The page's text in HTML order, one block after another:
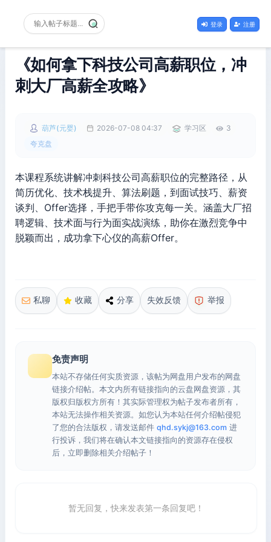
登录 注册
《如何拿下科技公司高薪职位，冲
刺大厂高薪全攻略》
葫芦(元婴) 2026-07-08 04:37 学习区
3
夸克盘
本课程系统讲解冲刺科技公司高薪职位的完整路径，从
简历优化、技术栈提升、算法刷题，到面试技巧、薪资
谈判、Offer选择，手把手带你攻克每一关。涵盖大厂招
聘逻辑、技术面与行为面实战演练，助你在激烈竞争中
脱颖而出，成功拿下心仪的高薪Offer。
私聊 收藏 分享 失效反馈 举报
免责声明
本站不存储任何实质资源，该帖为网盘用户发布的网盘
链接介绍帖。本文内所有链接指向的云盘网盘资源，其
版权归版权方所有！其实际管理权为帖子发布者所有，
本站无法操作相关资源。如您认为本站任何介绍帖侵犯
了您的合法版权，请发送邮件 qhd.sykj@163.com 进
行投诉，我们将在确认本文链接指向的资源存在侵权
后，立即删除相关介绍帖子！
暂无回复，快来发表第一条回复吧！